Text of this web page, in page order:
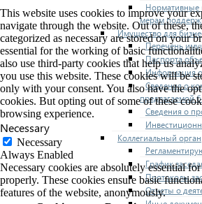
Нормативные
мерам
Имущество для
Перечень
Паспорта
Информация о
Сведения о
предлагаемой
Сведения о
Коллегиальный орган
График
Протоколы
Отчеты о
This website uses cookies to improve your
navigate through the website. Out of these,
categorized as necessary are stored on your
essential for the working of basic
also use third-party cookies that help us
you use this website. These cookies will be
only with your consent. You also have the
cookies. But opting out of some of these
browsing experience.
Necessary
Necessary
Always Enabled
Necessary cookies are absolutely essential
properly. These cookies ensure basic
features of the website, anonymously.